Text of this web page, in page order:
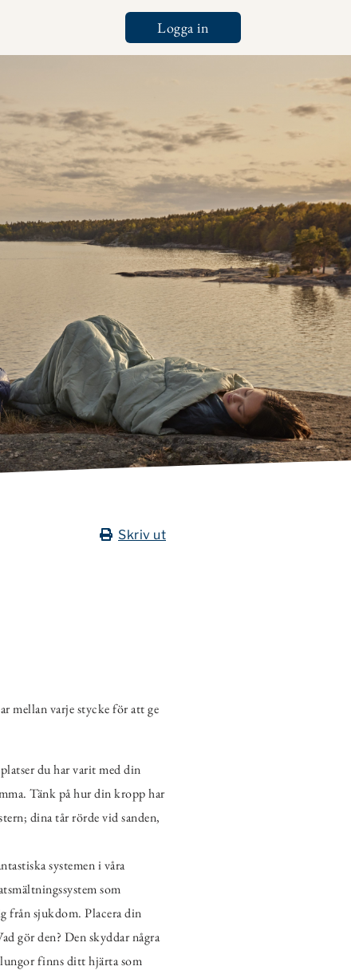
ToolsLogga in
Skriv ut
mellan varje stycke för att ge
du har varit med din
Tänk på hur din kropp har
dina tår rörde vid sanden,
systemen i våra
som
från sjukdom. Placera din
gör den? Den skyddar några
finns ditt hjärta som